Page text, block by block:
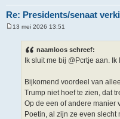
Re: Presidents/senaat
13 mei 2026 13:51
naamloos schreef:
Ik sluit me bij @Pcrtje aan.
Bijkomend voordeel van
Trump niet hoef te zien, dat
Op de een of andere manier
Poetin, al zijn ze even slecht